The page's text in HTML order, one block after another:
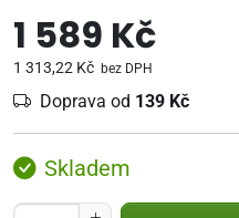
1 589 Kč
1 313,22 Kč bez DPH
Doprava od 139 Kč
Skladem